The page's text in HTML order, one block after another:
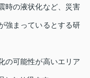
時の液状化など、災害
強まっているとする研
の可能性が高いエリア